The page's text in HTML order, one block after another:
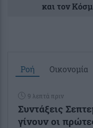
και τον
Ροή Οικονομία
9 λεπτά πριν
Συντάξεις
γίνουν οι